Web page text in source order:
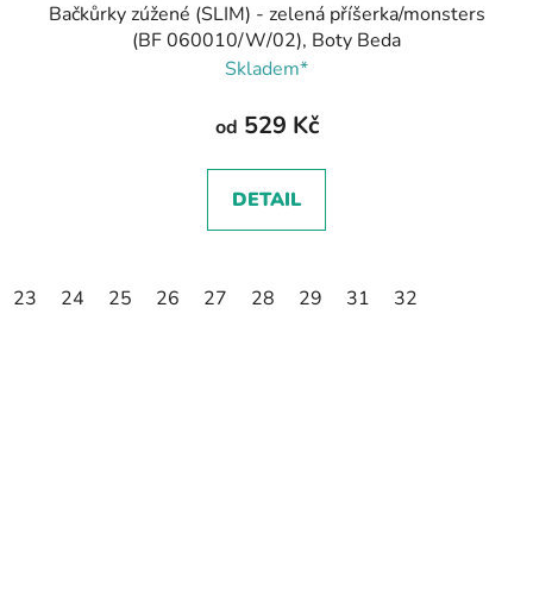
Bačkůrky zúžené (SLIM) - zelená příšerka/monsters
(BF 060010/W/02), Boty Beda
Skladem*
od 529 Kč
DETAIL
23 24 25 26 27 28 29 31 32